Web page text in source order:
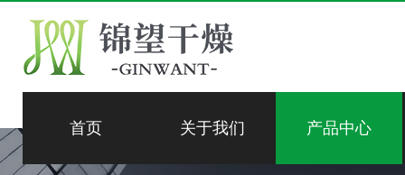
首页 关于我们 产品中心